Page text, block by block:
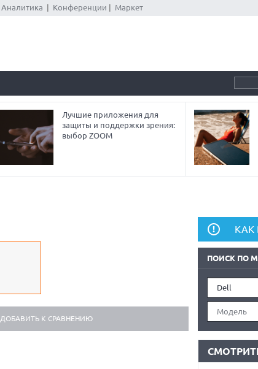
Аналитика Конференции Маркет
Лучшие приложения для
защиты и поддержки зрения:
выбор ZOOM
ДОБАВИТЬ К СРАВНЕНИЮ
КАК
ПОИСК ПО
Dell
Модель